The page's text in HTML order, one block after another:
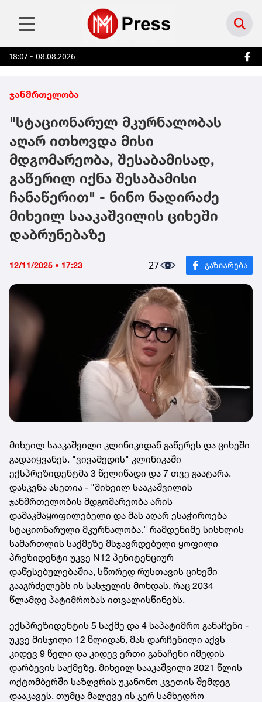
18:07 - 08.08.2026
ჯანმრთელობა
"სტაციონარულ მკურნალობას
აღარ ითხოვდა მისი
მდგომარეობა, შესაბამისად,
გაწერილ იქნა შესაბამისი
ჩანაწერით" - ნინო ნადირაძე
მიხეილ სააკაშვილის ციხეში
დაბრუნებაზე
12/11/2025 • 17:23 27
მიხეილ სააკაშვილი კლინიკიდან გაწერეს და ციხეში
გადაიყვანეს. "ვივამედის" კლინიკაში
ექსპრეზიდენტმა 3 წელიწადი და 7 თვე გაატარა.
დასკვნა ასეთია - "მიხეილ სააკაშვილის
ჯანმრთელობის მდგომარეობა არის
დამაკმაყოფილებელი და მას აღარ ესაჭიროება
სტაციონარული მკურნალობა." რამდენიმე სისხლის
სამართლის საქმეზე მსჯავრდებული ყოფილი
პრეზიდენტი უკვე N12 პენიტენციურ
დაწესებულებაშია, სწორედ რუსთავის ციხეში
გააგრძელებს ის სასჯელის მოხდას, რაც 2034
წლამდე პატიმრობას ითვალისწინებს.
ექსპრეზიდენტის 5 საქმე და 4 საპატიმრო განაჩენი -
უკვე მისჯილი 12 წლიდან, მას დარჩენილი აქვს
კიდევ 9 წელი და კიდევ ერთი განაჩენი იმედის
დარბევის საქმეზე. მიხეილ სააკაშვილი 2021 წლის
ოქტომბერში საზღვრის უკანონო კვეთის შემდეგ
დააკავეს, თუმცა მალევე ის ჯერ სამხედრო